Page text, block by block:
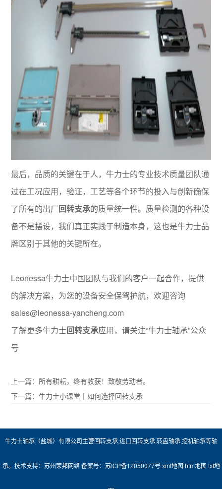
最后，品质的关键在于人，牛力士的专业技术质量团队通
过在工况应用，验证，工艺等各个环节的投入与创新确保
了所有的出厂回转支承的质量统一性。质量检测的各种设
备不是摆设，我们真正实践于制造本身，这也是牛力士品
牌区别于其他的关键所在。
Leonessa牛力士中国团队与我们的客户一起合作，提供
的解决方案，为您的设备安全保驾护航，欢迎咨询
sales@leonessa-yancheng.com
了解更多牛力士回转支承应用，请关注“牛力士轴承”公众
号
上一篇： 所有耕耘，终有收获！致敬劳动者。
下一篇：牛力士小课堂丨如何选择回转支承
牛力士轴承（盐城）有限公司主营回转支承,进口回转支承,转盘轴承,挖机轴承等轴
承。技术支持： 苏州荣邦网络备案号： 苏ICP备12050077号 xml地图 htm地图 txt地